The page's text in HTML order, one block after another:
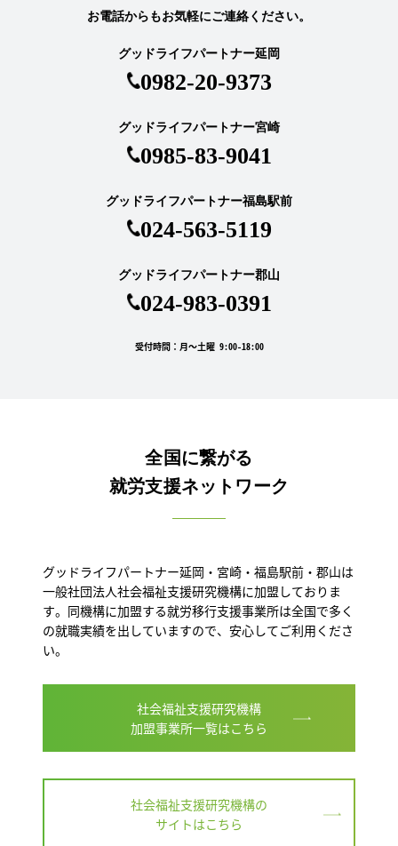
お電話からもお気軽にご連絡ください。
グッドライフパートナー延岡
0982-20-9373
グッドライフパートナー宮崎
0985-83-9041
グッドライフパートナー福島駅前
024-563-5119
グッドライフパートナー郡山
024-983-0391
受付時間：月～土曜 9:00-18:00
全国に繋がる
就労支援ネットワーク
グッドライフパートナー延岡・宮崎・福島駅前・郡山は
一般社団法人社会福祉支援研究機構に加盟しておりま
す。同機構に加盟する就労移行支援事業所は全国で多く
の就職実績を出していますので、安心してご利用くださ
い。
社会福祉支援研究機構
加盟事業所一覧はこちら
社会福祉支援研究機構の
サイトはこちら